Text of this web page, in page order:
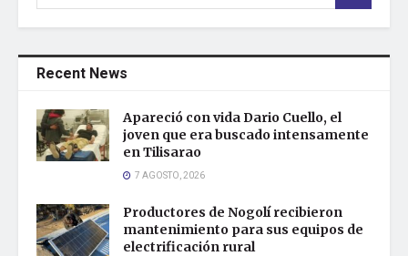
Recent News
Apareció con vida Dario Cuello, el
joven que era buscado intensamente
en Tilisarao
7 AGOSTO, 2026
Productores de Nogolí recibieron
mantenimiento para sus equipos de
electrificación rural